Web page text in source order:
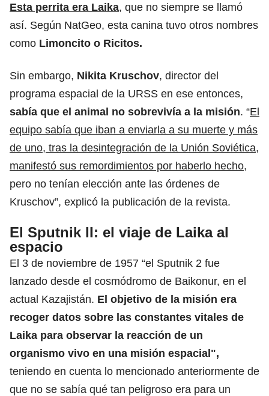
Esta perrita era Laika, que no siempre se llamó
así. Según NatGeo, esta canina tuvo otros nombres
como Limoncito o Ricitos.
Sin embargo, Nikita Kruschov, director del
programa espacial de la URSS en ese entonces,
sabía que el animal no sobrevivía a la misión. “El
equipo sabía que iban a enviarla a su muerte y más
de uno, tras la desintegración de la Unión Soviética,
manifestó sus remordimientos por haberlo hecho,
pero no tenían elección ante las órdenes de
Kruschov”, explicó la publicación de la revista.
El Sputnik II: el viaje de Laika al
espacio
El 3 de noviembre de 1957 “el Sputnik 2 fue
lanzado desde el cosmódromo de Baikonur, en el
actual Kazajistán. El objetivo de la misión era
recoger datos sobre las constantes vitales de
Laika para observar la reacción de un
organismo vivo en una misión espacial",
teniendo en cuenta lo mencionado anteriormente de
que no se sabía qué tan peligroso era para un